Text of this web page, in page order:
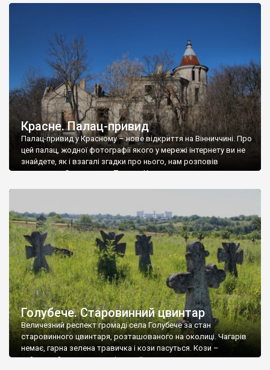
Красне. Палац-привид
Палац-привид у Красному – нове відкриття на Вінниччині. Про
цей палац, жодної фотографії якого у мережі інтернету ви не
знайдете, як і взагалі згадки про нього, нам розповів
мешканець Самгородка. Палац у Красному вразив не лише
Голубече. Старовинний цвинтар
Величезний респект громаді села Голубече за стан
старовинного цвинтаря, розташованого на околиці. Чагарів
немає, гарна зелена травичка і кози пасуться. Кози –
найкращий регулятор шкідливої, для старих кладовищ,